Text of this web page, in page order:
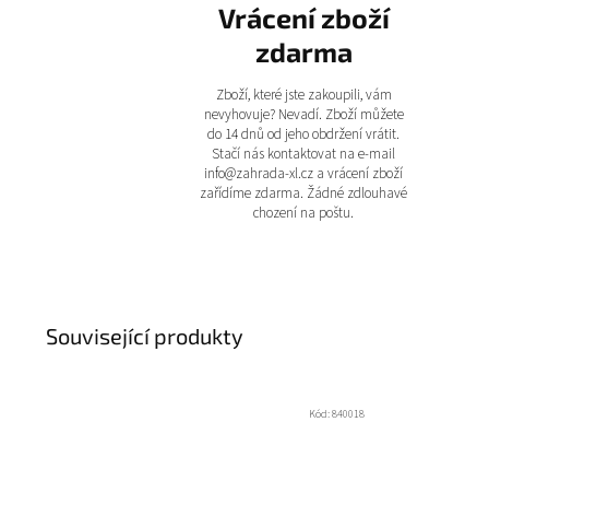
Vrácení zboží
zdarma
Zboží, které jste zakoupili, vám
nevyhovuje? Nevadí. Zboží můžete
do 14 dnů od jeho obdržení vrátit.
Stačí nás kontaktovat na e-mail
info@zahrada-xl.cz a vrácení zboží
zařídíme zdarma. Žádné zdlouhavé
chození na poštu.
Související produkty
Kód:840018